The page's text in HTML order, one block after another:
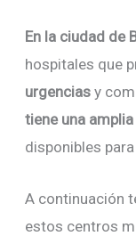
En la ciudad de
hospitales que
urgencias y
tiene una
disponibles
A continuación
estos centros